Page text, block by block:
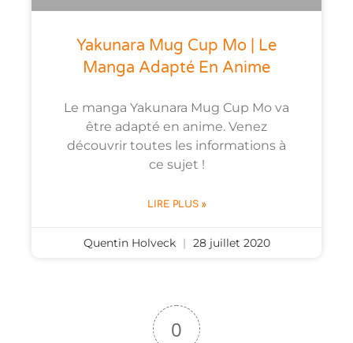
Yakunara Mug Cup Mo | Le
Manga Adapté En Anime
Le manga Yakunara Mug Cup Mo va
être adapté en anime. Venez
découvrir toutes les informations à
ce sujet !
LIRE PLUS »
Quentin Holveck 28 juillet 2020
0